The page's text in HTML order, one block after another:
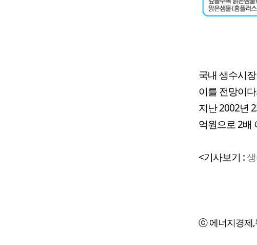
국내 생수시
이를 전망이
지난 2002년
억원으로 2배
<기사보기 :
ⓒ 에너지경제,